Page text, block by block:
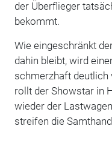
der Überflieger
bekommt.
Wie eingeschränkt
dahin bleibt, wird
schmerzhaft deutlich
rollt der Showstar in
wieder der
streifen die